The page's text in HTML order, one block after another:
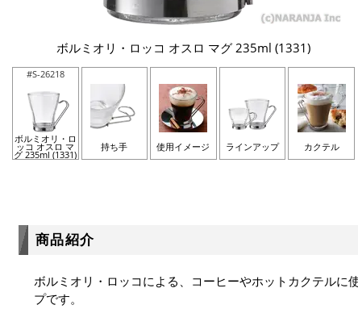
ボルミオリ・ロッコ オスロ マグ 235ml (1331)
#S-26218
ボルミオリ・ロ
ッコ オスロ マ
グ 235ml (1331)
持ち手 使用イメージ ラインアップ カクテル
商品紹介
ボルミオリ・ロッコによる、コーヒーやホットカクテルに
プです。